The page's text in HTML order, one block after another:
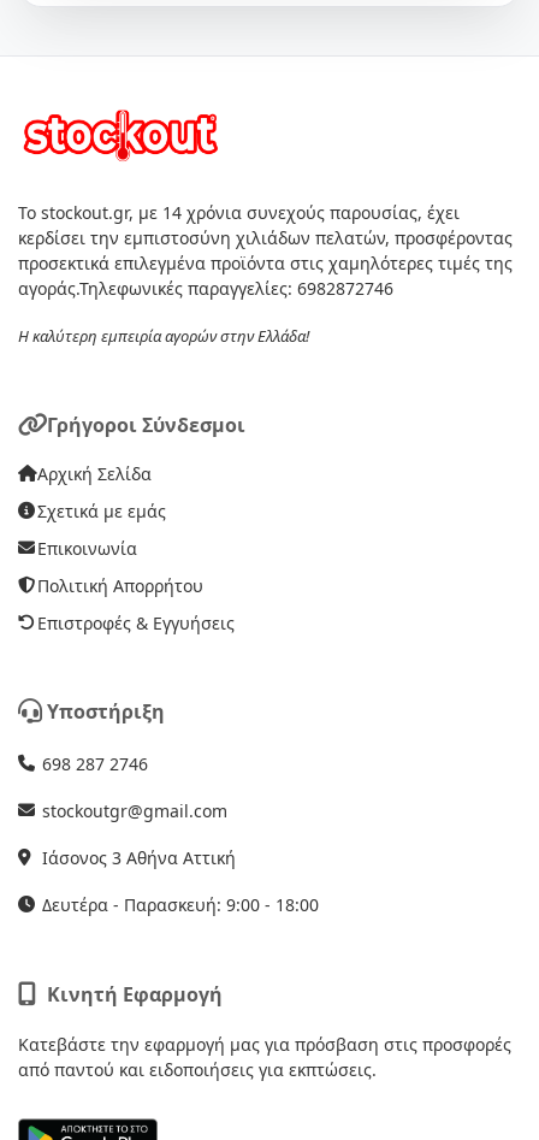
Το stockout.gr, με 14 χρόνια συνεχούς παρουσίας, έχει
κερδίσει την εμπιστοσύνη χιλιάδων πελατών, προσφέροντας
προσεκτικά επιλεγμένα προϊόντα στις χαμηλότερες τιμές της
αγοράς.Τηλεφωνικές παραγγελίες: 6982872746
Η καλύτερη εμπειρία αγορών στην Ελλάδα!
Γρήγοροι Σύνδεσμοι
Αρχική Σελίδα
Σχετικά με εμάς
Επικοινωνία
Πολιτική Απορρήτου
Επιστροφές & Εγγυήσεις
Υποστήριξη
698 287 2746
stockoutgr@gmail.com
Ιάσονος 3 Αθήνα Αττική
Δευτέρα - Παρασκευή: 9:00 - 18:00
Κινητή Εφαρμογή
Κατεβάστε την εφαρμογή μας για πρόσβαση στις προσφορές
από παντού και ειδοποιήσεις για εκπτώσεις.